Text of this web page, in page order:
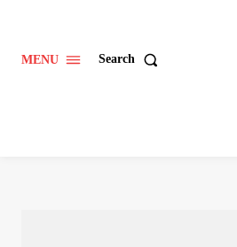
MENU Search